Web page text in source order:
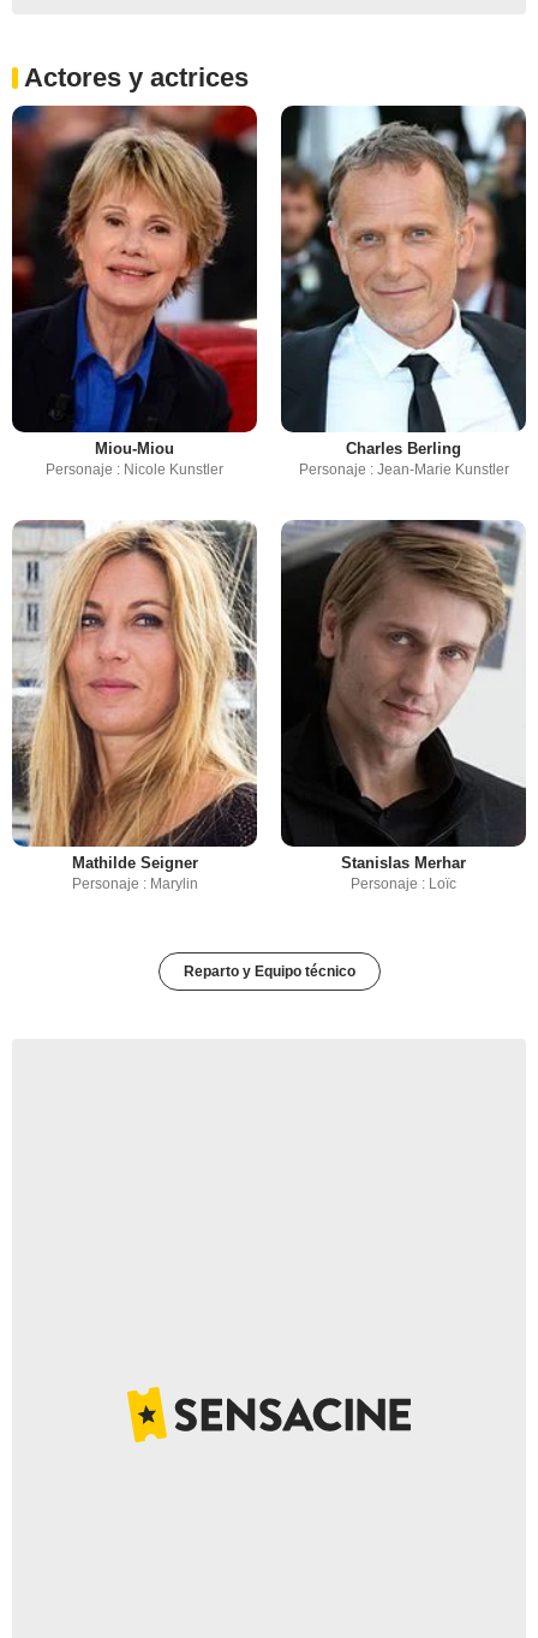
Actores y actrices
Miou-Miou
Personaje : Nicole Kunstler
Charles Berling
Personaje : Jean-Marie Kunstler
Mathilde Seigner
Personaje : Marylin
Stanislas Merhar
Personaje : Loïc
Reparto y Equipo técnico